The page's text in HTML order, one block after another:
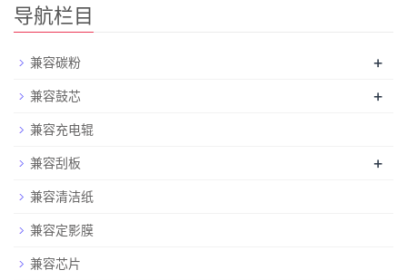
导航栏目
兼容碳粉 +
兼容鼓芯 +
兼容充电辊
兼容刮板
+
兼容清洁纸
兼容定影膜
兼容芯片